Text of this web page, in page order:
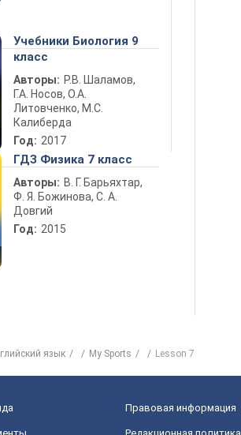
Учебники Биология 9
класс
Авторы: Р.В. Шаламов,
Г.А. Носов, О.А.
Литовченко, М.С.
Калиберда
Год: 2017
ГДЗ Физика 7 класс
Авторы: В. Г. Барьяхтар,
Ф. Я. Божинова, С. А.
Довгий
Год: 2015
язык My Sports Lesson 7
Правовая информация